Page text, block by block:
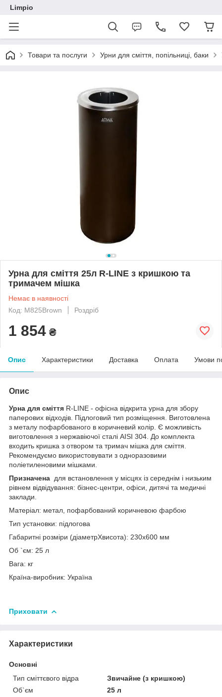
Limpio
Товари та послуги Урни для сміття, попільниці, баки
Урна для сміття 25л R-LINE з кришкою та
тримачем мішка
Немає в наявності
Код: M825Brown
Роздріб
1 854 ₴
Опис Характеристики Доставка Оплата Умови
Опис
Урна для сміття R-LINE - офісна відкрита урна для збору
паперових відходів. Підлоговий тип розміщення. Виготовлена
з металу пофарбованого в коричневий колір. Є можливість
виготовлення з нержавіючої сталі AISI 304. До комплекта
входить кришка з отвором та тримач мішка для сміття.
Рекомендуємо використовувати з одноразовими
поліетиленовими мішками.
Призначена для встановлення у місцях із середнім і низьким
рівнем відвідування: бізнес-центри, офіси, дитячі та медичні
заклади.
Матеріал: метал, пофарбований коричневою фарбою
Тип установки: підлогова
Габаритні розміри (діаметрХвисота): 230х600 мм
Об `єм: 25 л
Вага: кг
Країна-виробник: Україна
Приховати
Характеристики
Основні
Тип сміттєвого відра
Звичайне (з кришкою)
Об`єм
25 л